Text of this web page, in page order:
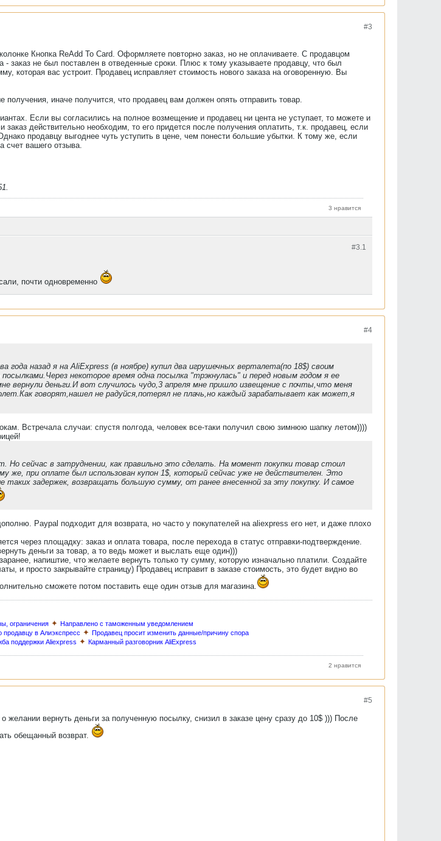
#3
Кнопка ReAdd To Card. Оформляете повторно заказ, но не оплачиваете. С продавцом
- заказ не был поставлен в отведенные сроки. Плюс к тому указываете продавцу, что был
которая вас устроит. Продавец исправляет стоимость нового заказа на оговоренную. Вы
получения, иначе получится, что продавец вам должен опять отправить товар.
Если вы согласились на полное возмещение и продавец ни цента не уступает, то можете и
действительно необходим, то его придется после получения оплатить, т.к. продавец, если
продавцу выгоднее чуть уступить в цене, чем понести большие убытки. К тому же, если
счет вашего отзыва.
3 нравится
#3. 1
почти одновременно
#4
года назад я на AliExpress (в ноябре) купил два игрушечных верталета(по 18$) своим
некоторое время одна посылка "трэкнулась" и перед новым годом я ее
вернули деньги.И вот случилось чудо,3 апреля мне пришло извещение с почты,что меня
говорят,нашел не радуйся,потерял не плачь,но каждый зарабатывает как может,я
Встречала случаи: спустя полгода, человек все-таки получил свою зимнюю шапку летом))))
Но сейчас в затруднении, как правильно это сделать. На момент покупки товар стоил
же, при оплате был использован купон 1$, который сейчас уже не действителен. Это
таких задержек, возвращать большую сумму, от ранее внесенной за эту покупку. И самое
Paypal подходит для возврата, но часто у покупателей на aliexpress его нет, и даже плохо
через площадку: заказ и оплата товара, после перехода в статус отправки-подтверждение.
деньги за товар, а то ведь может и выслать еще один)))
напиштие, что желаете вернуть только ту сумму, которую изначально платили. Создайте
и просто закрывайте страницу) Продавец исправит в заказе стоимость, это будет видно во
сможете потом поставить еще один отзыв для магазина.
ограничения ✦ Направлено с таможенным уведомлением
продавцу в Алиэкспресс ✦ Продавец просит изменить данные/причину спора
поддержки Aliexpress ✦ Карманный разговорник AliExpress
2 нравится
#5
вернуть деньги за полученную посылку, снизил в заказе цену сразу до 10$ ))) После
обещанный возврат.